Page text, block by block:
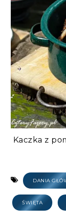
Kaczka z
DANIA
ŚWIĘTA